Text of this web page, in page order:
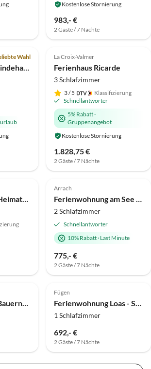
Kostenlose Stornierung
983,- €
2 Gäste / 7 Nächte
Top-Inserat
Wahl
Landhaus Umgebindehaus
Super-Gastgeber
Top-Inserat
4.9 (8)
La Croix-Valmer
Ferienhaus Ricarde
3 Schlafzimmer
3/ 5
Klassifizierung
Schnellantworter
5% Rabatt·
Gruppenangebot
Kostenlose Stornierung
1.828,75 €
2 Gäste / 7 Nächte
Top-Inserat
Ferienwohnung Heimatgefühl
Top-Inserat
4.8 (3)
Arrach
Ferienwohnung am See mit See-und Bayerwaldblick EG
2 Schlafzimmer
Schnellantworter
10% Rabatt· Last Minute
775,- €
2 Gäste / 7 Nächte
Top-Inserat
Ferienwohnung Bauernhof Perhinig
Top-Inserat
Fügen
Ferienwohnung Loas - Sonnseitn
1 Schlafzimmer
692,- €
2 Gäste / 7 Nächte